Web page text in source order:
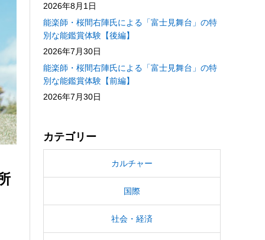
2026年8月1日
能楽師・桜間右陣氏による「富士見舞台」の特
別な能鑑賞体験【後編】
2026年7月30日
能楽師・桜間右陣氏による「富士見舞台」の特
別な能鑑賞体験【前編】
2026年7月30日
カテゴリー
カルチャー
国際
社会・経済